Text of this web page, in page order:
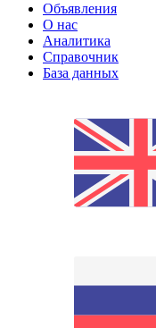
Объявления
О нас
Аналитика
Справочник
База данных